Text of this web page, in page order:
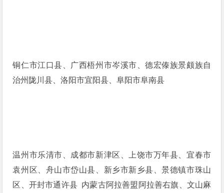
铜仁市江口县、广西梧州市岑溪市、德宏傣族景颇族自
治州陇川县、洛阳市宜阳县、阜阳市阜南县
温州市乐清市、成都市新津区、上饶市万年县、宜春市
袁州区、舟山市岱山县、新乡市新乡县、景德镇市珠山
区、开封市通许县 内蒙古阿拉善盟阿拉善右旗、文山麻